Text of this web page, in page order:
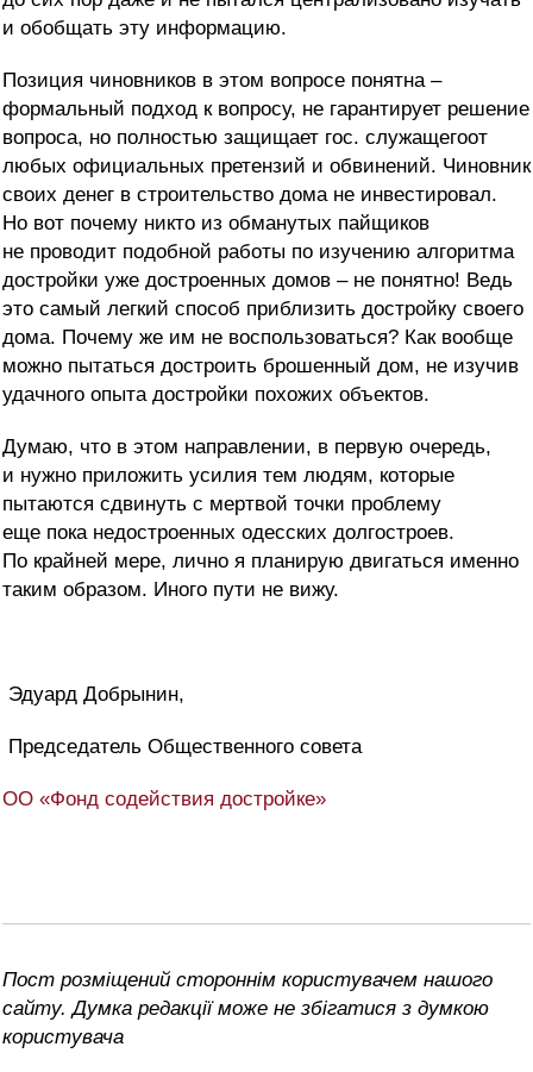
и обобщать эту информацию.
Позиция чиновников в этом вопросе понятна –
формальный подход к вопросу, не гарантирует решение
вопроса, но полностью защищает гос. служащегоот
любых официальных претензий и обвинений. Чиновник
своих денег в строительство дома не инвестировал.
Но вот почему никто из обманутых пайщиков
не проводит подобной работы по изучению алгоритма
достройки уже достроенных домов – не понятно! Ведь
это самый легкий способ приблизить достройку своего
дома. Почему же им не воспользоваться? Как вообще
можно пытаться достроить брошенный дом, не изучив
удачного опыта достройки похожих объектов.
Думаю, что в этом направлении, в первую очередь,
и нужно приложить усилия тем людям, которые
пытаются сдвинуть с мертвой точки проблему
еще пока недостроенных одесских долгостроев.
По крайней мере, лично я планирую двигаться именно
таким образом. Иного пути не вижу.
Эдуард Добрынин,
Председатель Общественного совета
ОО «Фонд содействия достройке»
Пост розміщений стороннім користувачем нашого
сайту. Думка редакції може не збігатися з думкою
користувача